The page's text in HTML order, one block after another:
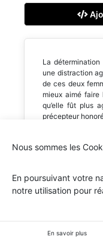
La
une distraction
de ces deux
mieux aimé faire
qu’elle fût plus
précepteur
Ipsum.one ©
Nous sommes les
En poursuivant votre
notre utilisation pour
En savoir plus